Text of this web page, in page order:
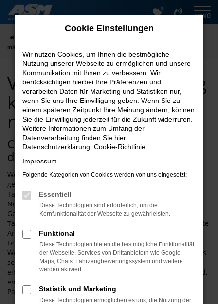
Zum
Hauptinhalt
0
MENÜ
mit Lieferservice nach Goslar
VW Polo Tageszulassung
kaufen mit Lieferservice
nach Goslar
Cleveres Schnäppchen für Goslar –
die VW Polo Tageszulassung
Wenn Sie für Ihre Mobilität in Goslar auf Schnäppchenjagd
gehen möchten, empfehlen wir Ihnen eine VW Polo
Tageszulassung. Der Vorteil besteht darin, dass Sie einen
Neuwagen erhalten und trotzdem nur den Preis für einen
Gebrauchtwagen zahlen müssen. Die VW Polo
Tageszulassung für Goslar ist eine „Erfindung“, die als direkte
Antwort auf die Preisvorgaben der Automobilkonzerne ins
Leben gerufen wurde. Neuwagen lassen sich nicht ohne
Weiteres mit Rabatten versehen, Gebrauchtwagen allerdings
schon. Indem eine VW Polo Tageszulassung ohne einen
einzigen Kilometer in Goslar oder anderswo zugelassen wird,
entsteht ein Gebrauchtwagen mit Vorbesitzer in den
Papieren. Der Kilometerstand bleibt natürlich bei „0“.
Cookie Einstellungen
Wir nutzen Cookies, um Ihnen die bestmögliche
Nutzung unserer Webseite zu ermöglichen und unsere
Kommunikation mit Ihnen zu verbessern. Wir
berücksichtigen hierbei Ihre Präferenzen und
verarbeiten Daten für Marketing und Statistiken nur,
wenn Sie uns Ihre Einwilligung geben. Wenn Sie zu
einem späteren Zeitpunkt Ihre Meinung ändern, können
Sie die Einwilligung jederzeit für die Zukunft widerrufen.
Weitere Informationen zum Umfang der
Datenverarbeitung finden Sie hier:
Datenschutzerklärung Cookie-Richtlinie
Impressum
Folgende Kategorien von Cookies werden von uns eingesetzt:
Essentiell
Diese Technologien sind erforderlich, um die
Kernfunktionalität der Webseite zu gewährleisten.
Funktional
Diese Technologien bieten die bestmögliche Funktionalität
der Webseite. Services von Drittanbietern wie Google
Maps, Chats, Fahrzeugbewertungssystem und weitere
werden aktiviert.
Statistik und Marketing
Diese Technologien ermöglichen es uns, die Nutzung der